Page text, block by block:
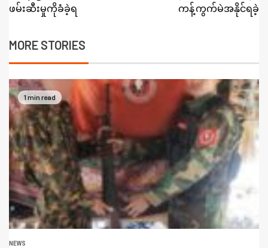
ဖမ်းဆီးမှုကိုခံခဲ့ရ
ကန့်ကွက်မဲအနိုင်ရခဲ့
MORE STORIES
1 min read
NEWS